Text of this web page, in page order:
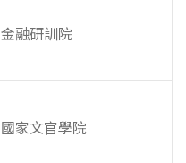
金融研訓院
國家文官學院